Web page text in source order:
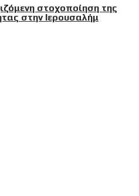
στοχοποίηση της
στην Ιερουσαλήμ